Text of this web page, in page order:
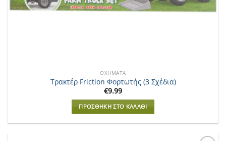
ΟΧΉΜΑΤΑ
Τρακτέρ Friction Φορτωτής (3 Σχέδια)
€9.99
ΠΡΟΣΘΉΚΗ ΣΤΟ ΚΑΛΆΘΙ